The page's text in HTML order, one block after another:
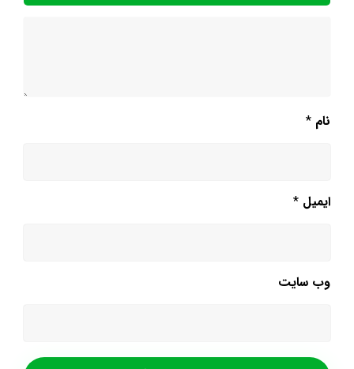
نام *
ایمیل *
وب‌ سایت